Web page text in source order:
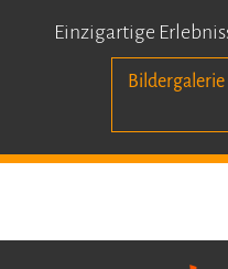
Einzigartige
Bildergalerie